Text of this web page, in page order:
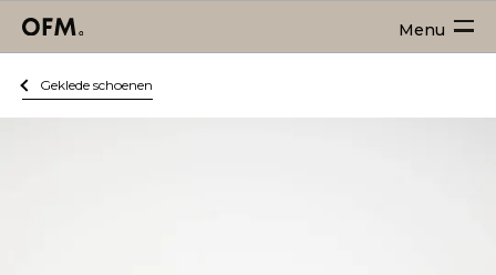
Menu
Geklede schoenen